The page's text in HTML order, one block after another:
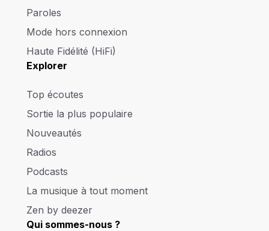
Paroles
Mode hors connexion
Haute Fidélité (HiFi)
Explorer
Top écoutes
Sortie la plus populaire
Nouveautés
Radios
Podcasts
La musique à tout moment
Zen by deezer
Qui sommes-nous ?